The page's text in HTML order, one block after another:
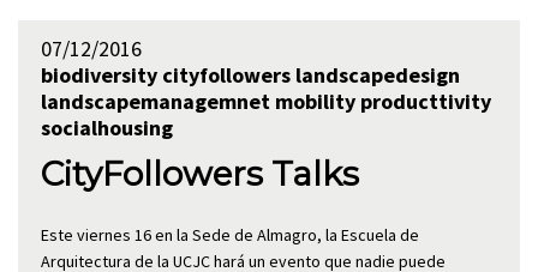
07/12/2016
biodiversity cityfollowers landscapedesign
landscapemanagemnet mobility producttivity
socialhousing
CityFollowers Talks
Este viernes 16 en la Sede de Almagro, la Escuela de
Arquitectura de la UCJC hará un evento que nadie puede